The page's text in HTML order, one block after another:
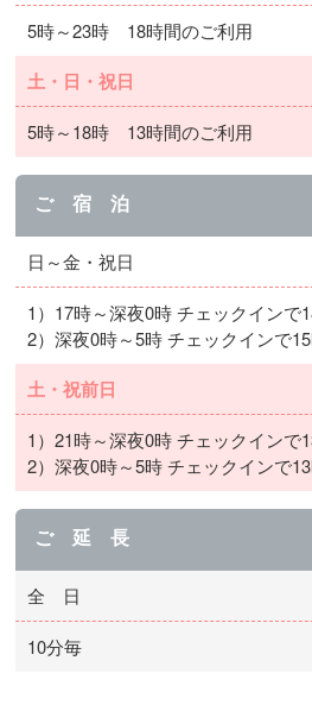
5時～23時 18時間のご利用
土・日・祝日
5時～18時 13時間のご利用
ご 宿 泊
日～金・祝日
1）17時～深夜0時 チェックインで
2）深夜0時～5時 チェックインで
土・祝前日
1）21時～深夜0時 チェックインで
2）深夜0時～5時 チェックインで
ご 延 長
全 日
10分毎